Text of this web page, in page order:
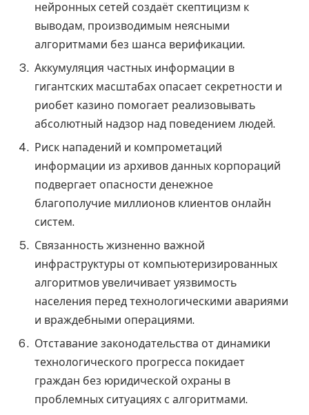
нейронных сетей создаёт скептицизм к
выводам, производимым неясными
алгоритмами без шанса верификации.
Аккумуляция частных информации в
гигантских масштабах опасает секретности и
риобет казино помогает реализовывать
абсолютный надзор над поведением людей.
Риск нападений и компрометаций
информации из архивов данных корпораций
подвергает опасности денежное
благополучие миллионов клиентов онлайн
систем.
Связанность жизненно важной
инфраструктуры от компьютеризированных
алгоритмов увеличивает уязвимость
населения перед технологическими авариями
и враждебными операциями.
Отставание законодательства от динамики
технологического прогресса покидает
граждан без юридической охраны в
проблемных ситуациях с алгоритмами.